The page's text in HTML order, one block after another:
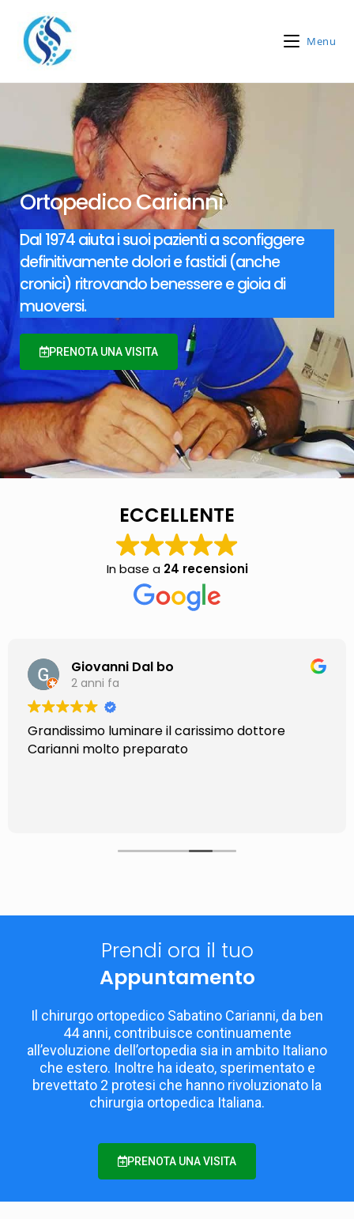
Menu
Ortopedico Carianni
Dal 1974 aiuta i suoi pazienti a sconfiggere
definitivamente dolori e fastidi (anche
cronici) ritrovando benessere e gioia di
muoversi.
PRENOTA UNA VISITA
ECCELLENTE
In base a 24 recensioni
Giovanni Dal bo
2 anni fa
Grandissimo luminare il carissimo dottore
Carianni molto preparato
Prendi ora il tuo
Appuntamento
Il chirurgo ortopedico Sabatino Carianni, da ben
44 anni, contribuisce continuamente
all’evoluzione dell’ortopedia sia in ambito Italiano
che estero. Inoltre ha ideato, sperimentato e
brevettato 2 protesi che hanno rivoluzionato la
chirurgia ortopedica Italiana.
PRENOTA UNA VISITA